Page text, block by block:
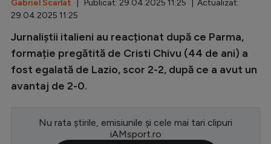
Clasamente
Champions League
Europa League
CM 2026
Gabriel Scarlat | Publicat: 29.04.2025 11:25 | Actualizat:
29.04.2025 11:25
Jurnaliștii italieni au reacționat după ce Parma,
formație pregătită de Cristi Chivu (44 de ani) a
fost egalată de Lazio, scor 2-2, după ce a avut un
avantaj de 2-0.
Nu rata știrile, emisiunile și cele mai tari clipuri
iAMsport.ro